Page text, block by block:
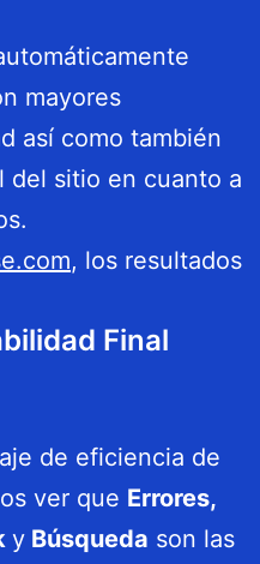
mayores
así como también
del sitio en cuanto a
, los resultados
Final
de eficiencia de
ver que Errores,
y Búsqueda son las